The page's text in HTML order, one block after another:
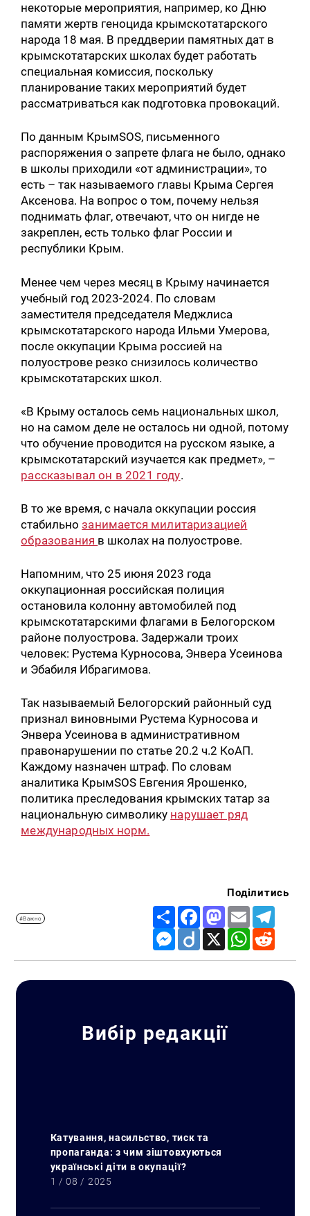
некоторые мероприятия, например, ко Дню
памяти жертв геноцида крымскотатарского
народа 18 мая. В преддверии памятных дат в
крымскотатарских школах будет работать
специальная комиссия, поскольку
планирование таких мероприятий будет
рассматриваться как подготовка провокаций.
По данным КрымSOS, письменного
распоряжения о запрете флага не было, однако
в школы приходили «от администрации», то
есть – так называемого главы Крыма Сергея
Аксенова. На вопрос о том, почему нельзя
поднимать флаг, отвечают, что он нигде не
закреплен, есть только флаг России и
республики Крым.
Менее чем через месяц в Крыму начинается
учебный год 2023-2024. По словам
заместителя председателя Меджлиса
крымскотатарского народа Ильми Умерова,
после оккупации Крыма россией на
полуострове резко снизилось количество
крымскотатарских школ.
«В Крыму осталось семь национальных школ,
но на самом деле не осталось ни одной, потому
что обучение проводится на русском языке, а
крымскотатарский изучается как предмет», –
рассказывал он в 2021 году.
В то же время, с начала оккупации россия
стабильнозанимается милитаризацией
образования в школах на полуострове.
Напомним, что 25 июня 2023 года
оккупационная российская полиция
остановила колонну автомобилей под
крымскотатарскими флагами в Белогорском
районе полуострова. Задержали троих
человек: Рустема Курносова, Энвера Усеинова
и Эбабиля Ибрагимова.
Так называемый Белогорский районный суд
признал виновными Рустема Курносова и
Энвера Усеинова в административном
правонарушении по статье 20.2 ч.2 КоАП.
Каждому назначен штраф. По словам
аналитика КрымSOS Евгения Ярошенко,
политика преследования крымских татар за
национальную символику нарушает ряд
международных норм.
#Важно
Поділитись
Share FacebookMastodon
Email
Messenger
Diigo X WhatsApp
Вибір редакції
Катування, насильство, тиск та
пропаганда: з чим зіштовхуються
українські діти в окупації?
1 / 08 / 2025